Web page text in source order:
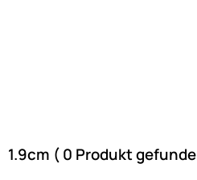
1.9cm ( 0 Produkt